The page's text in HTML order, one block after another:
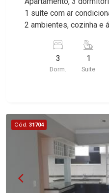
1 suíte com ar
2 ambientes, cozinha e
localização próximo a
3
Dorm.
1
Suite
Cód. 31704